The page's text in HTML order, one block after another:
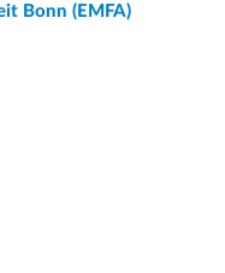
Bonn (EMFA)